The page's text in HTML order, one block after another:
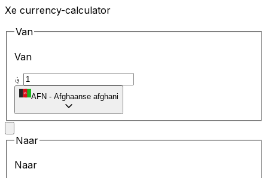
Xe currency-calculator
Van
Van
AFN - Afghaanse afghani
Naar
Naar